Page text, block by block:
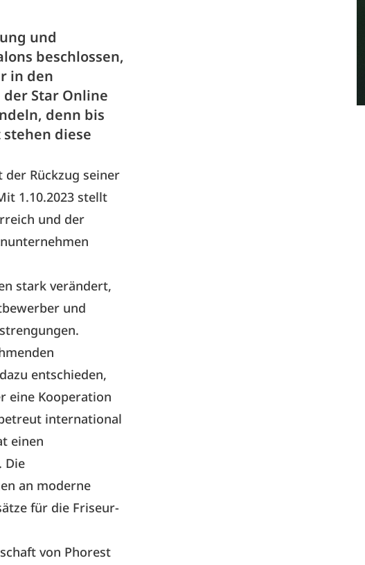
und
beschlossen,
in den
Star Online
denn bis
stehen diese
Rückzug seiner
1.10.2023 stellt
und der
stark verändert,
und
entschieden,
eine Kooperation
international
einen
Die
an moderne
für die Friseur-
von Phorest